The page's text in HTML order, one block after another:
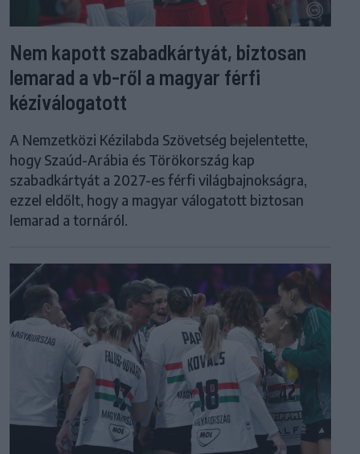
Nem kapott szabadkártyát, biztosan
lemarad a vb-ről a magyar férfi
kéziválogatott
A Nemzetközi Kézilabda Szövetség bejelentette,
hogy Szaúd-Arábia és Törökország kap
szabadkártyát a 2027-es férfi világbajnokságra,
ezzel eldőlt, hogy a magyar válogatott biztosan
lemarad a tornáról.